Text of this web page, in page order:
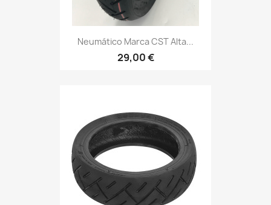
Neumático Marca CST Alta...
29,00 €